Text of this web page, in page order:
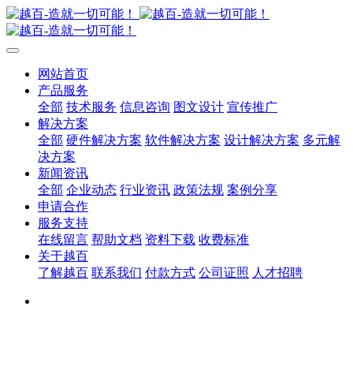
网站首页
产品服务
全部 技术服务 信息咨询 图文设计 宣传推广
解决方案
全部 硬件解决方案 软件解决方案 设计解决方案 多元解
决方案
新闻资讯
全部 企业动态 行业资讯 政策法规 案例分享
申请合作
服务支持
在线留言 帮助文档 资料下载 收费标准
关于越百
了解越百 联系我们 付款方式 公司证照 人才招聘